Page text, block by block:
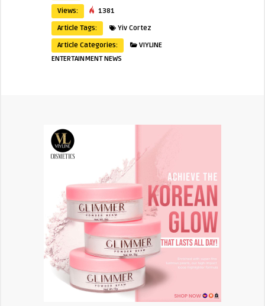
Views:
1381
Article Tags:
Yiv Cortez
Article Categories:
VIYLINE
ENTERTAINMENT NEWS